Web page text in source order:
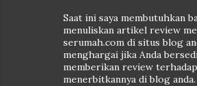
Saat ini saya membutuhkan
menuliskan artikel review
serumah.com di situs blog
menghargai jika Anda
memberikan review
menerbitkannya di blog anda.